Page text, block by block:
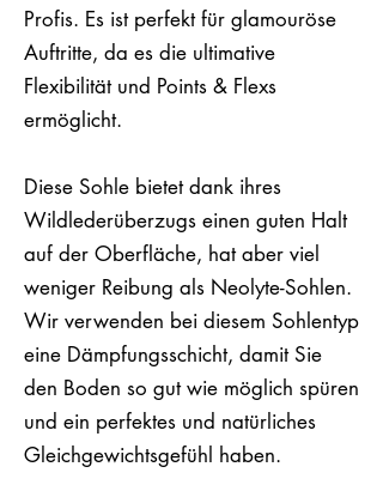
Profis. Es ist perfekt für glamouröse
Auftritte, da es die ultimative
Flexibilität und Points & Flexs
ermöglicht.
Diese Sohle bietet dank ihres
Wildlederüberzugs einen guten Halt
auf der Oberfläche, hat aber viel
weniger Reibung als Neolyte-Sohlen.
Wir verwenden bei diesem Sohlentyp
eine Dämpfungsschicht, damit Sie
den Boden so gut wie möglich spüren
und ein perfektes und natürliches
Gleichgewichtsgefühl haben.